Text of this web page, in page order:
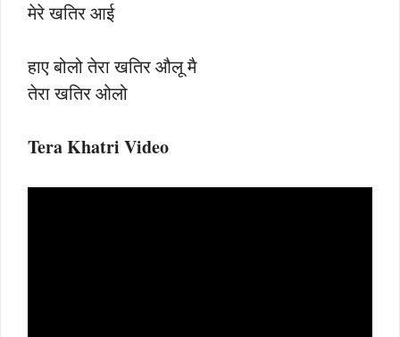
मेरे खतिर आई
हाए बोलो तेरा खतिर औलू मै
तेरा खतिर ओलो
Tera Khatri Video